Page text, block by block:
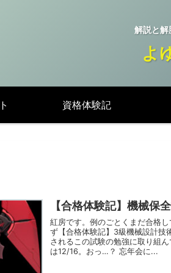
解説と解
よ
資格体験記
【合格体験記】機械保
紅房です。例のごとくまだ合格
ず【合格体験記】3級機械設計技
されるこの試験の勉強に取り組
は12/16。おっ…？ 忘年会に...